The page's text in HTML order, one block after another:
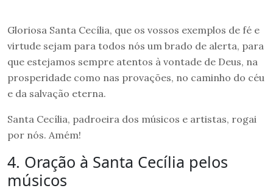
Gloriosa Santa Cecília, que os vossos exemplos de fé e
virtude sejam para todos nós um brado de alerta, para
que estejamos sempre atentos à vontade de Deus, na
prosperidade como nas provações, no caminho do céu
e da salvação eterna.
Santa Cecília, padroeira dos músicos e artistas, rogai
por nós. Amém!
4. Oração à Santa Cecília pelos
músicos